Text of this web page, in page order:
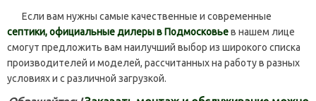
Если вам нужны самые качественные и современные
септики, официальные дилеры в Подмосковьев нашем лице
смогут предложить вам наилучший выбор из широкого списка
производителей и моделей, рассчитанных на работу в разных
условиях и с различной загрузкой.